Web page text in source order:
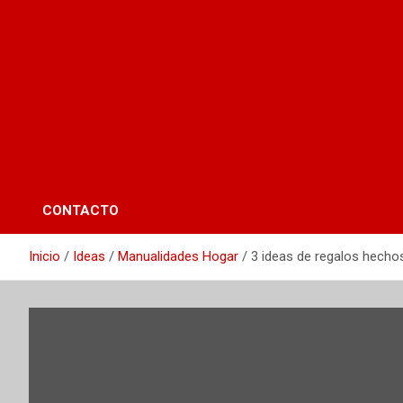
CONTACTO
Inicio Ideas Manualidades Hogar 3 ideas de regalos